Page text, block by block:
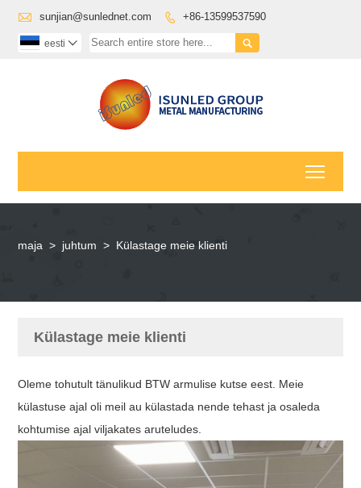
 sunjian@sunlednet.com  +86-13599537590

eesti 
maja > juhtum > Külastage meie klienti
Külastage meie klienti
Oleme tohutult tänulikud BTW armulise kutse eest. Meie
külastuse ajal oli meil au külastada nende tehast ja osaleda
kohtumise ajal viljakates aruteludes.